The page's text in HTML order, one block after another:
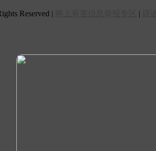
Reserved |
|